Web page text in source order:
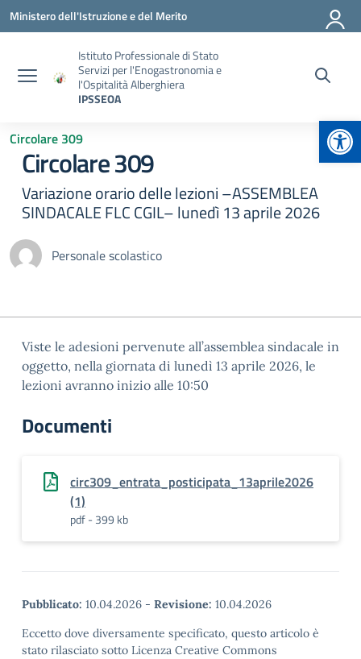
Vai ai contenuti
Vai al menu di navigazione
Vai al footer
Ministero dell'Istruzione e del Merito
Istituto Professionale di Stato
Servizi per l'Enogastronomia e
l'Ospitalità Alberghiera
IPSSEOA
Circolare 309
Circolare 309
Variazione orario delle lezioni –ASSEMBLEA
SINDACALE FLC CGIL– lunedì 13 aprile 2026
Personale scolastico
Viste le adesioni pervenute all’assemblea sindacale in
oggetto, nella giornata di lunedì 13 aprile 2026, le
lezioni avranno inizio alle 10:50
Documenti
circ309_entrata_posticipata_13aprile2026
(1)
pdf - 399 kb
Pubblicato: 10.04.2026 - Revisione: 10.04.2026
Eccetto dove diversamente specificato, questo articolo è
stato rilasciato sotto Licenza Creative Commons